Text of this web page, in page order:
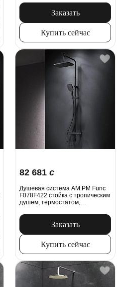
Заказать
Купить сейчас
82 681 c
Душевая система AM.PM Func
F078F422 стойка с тропическим
душем, термостатом,
Заказать
Купить сейчас